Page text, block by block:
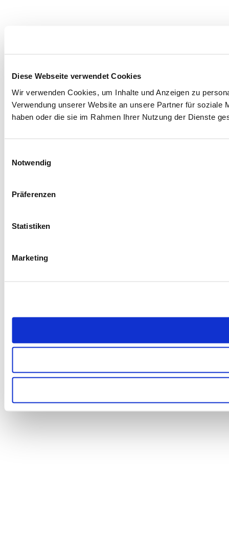
Diese Webseite verwendet Cookies
Wir verwenden Cookies, um Inhalte und Anzeigen zu
Verwendung unserer Website an unsere Partner für soziale
haben oder die sie im Rahmen Ihrer Nutzung der Dienste
Notwendig
Präferenzen
Statistiken
Marketing